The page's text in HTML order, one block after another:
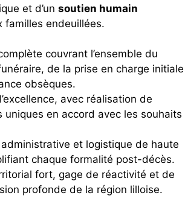
et d’un soutien humain
familles endeuillées.
couvrant l’ensemble du
de la prise en charge initiale
obsèques.
avec réalisation de
uniques en accord avec les souhaits
et logistique de haute
chaque formalité post-décès.
fort, gage de réactivité et de
profonde de la région lilloise.